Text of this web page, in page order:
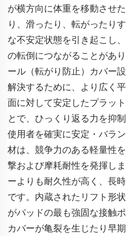
が横方向に体重を移動させ
り、滑ったり、転がったり
な不安定状態を引き起こし
の転倒につながることがあり
ール（転がり防止）カバー
解決するために、より広く
面に対して安定したプラッ
とで、ひっくり返る力を抑
使用者を確実に安定・バラ
材は、競争力のある軽量性
撃および摩耗耐性を発揮しま
ーよりも耐久性が高く、長
です。内蔵されたリフト形
がパッドの最も強固な接触
カバーが亀裂を生じたり早